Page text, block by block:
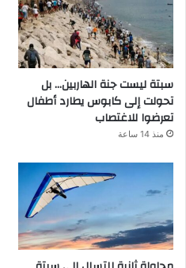
سبتة ليست جنة الهاربين… بل
تحولت إلى كابوس يطارد أطفال
تعرضوا للاغتصاب
منذ 14 ساعة